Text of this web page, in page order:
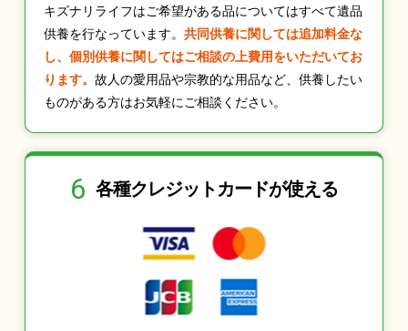
キズナリライフはご希望がある品についてはすべて遺品
供養を行なっています。 共同供養に関しては追加料金な
し、個別供養に関してはご相談の上費用をいただいてお
ります。 故人の愛用品や宗教的な用品など、供養したい
ものがある方はお気軽にご相談ください。
6 各種クレジットカードが使える